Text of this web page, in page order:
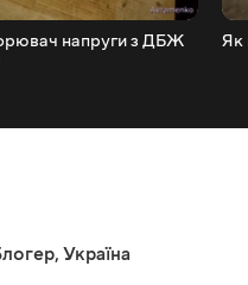
напруги з ДБЖ
Як
, Україна